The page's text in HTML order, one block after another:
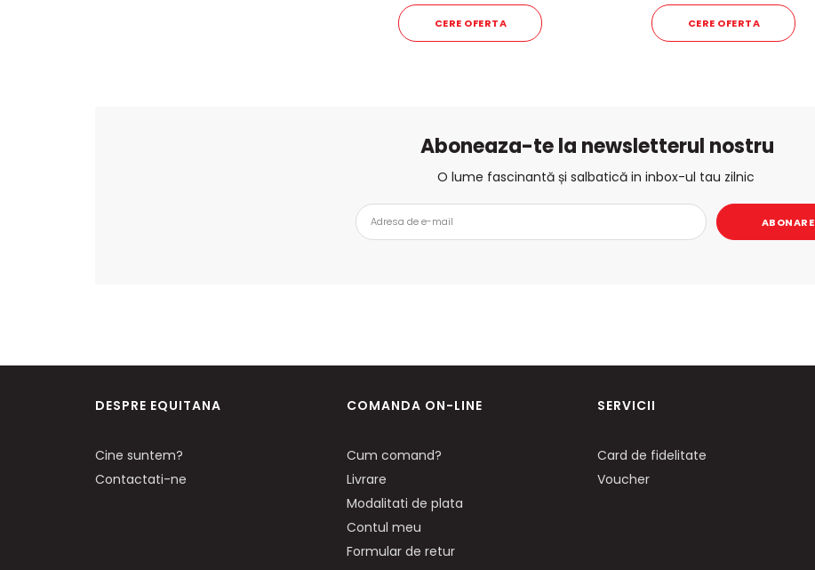
CERE OFERTA CERE OFERTA
Aboneaza-te la newsletterul nostru
O lume fascinantă și salbatică in inbox-ul tau zilnic
ABONARE
DESPRE EQUITANA
Cine suntem?
Contactati-ne
COMANDA ON-LINE
Cum comand?
Livrare
Modalitati de plata
Contul meu
Formular de retur
SERVICII
Card de fidelitate
Voucher